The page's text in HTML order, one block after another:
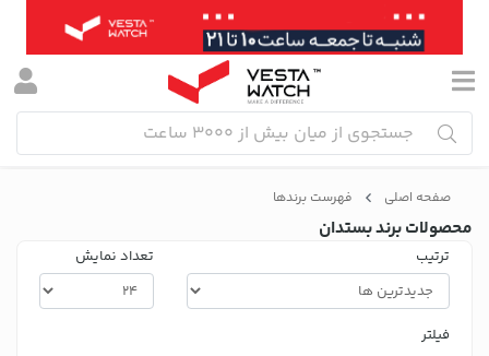
صفحه اصلی فهرست برندها
محصولات برند بستدان
ترتیب تعداد نمایش
فیلتر